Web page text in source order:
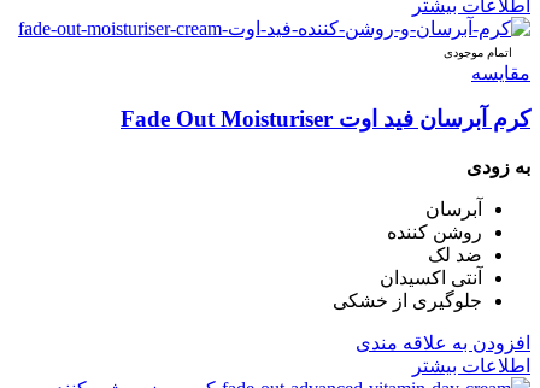
اطلاعات بیشتر
اتمام موجودی
مقایسه
کرم آبرسان فید اوت Fade Out Moisturiser
به زودی
آبرسان
روشن کننده
ضد لک
آنتی اکسیدان
جلوگیری از خشکی
افزودن به علاقه مندی
اطلاعات بیشتر